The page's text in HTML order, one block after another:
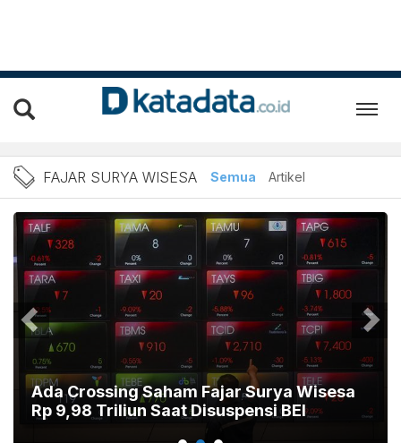
fajar surya wisesa
FAJAR SURYA WISESA Semua Artikel
Ada Crossing Saham Fajar Surya Wisesa
Rp 9,98 Triliun Saat Disuspensi BEI